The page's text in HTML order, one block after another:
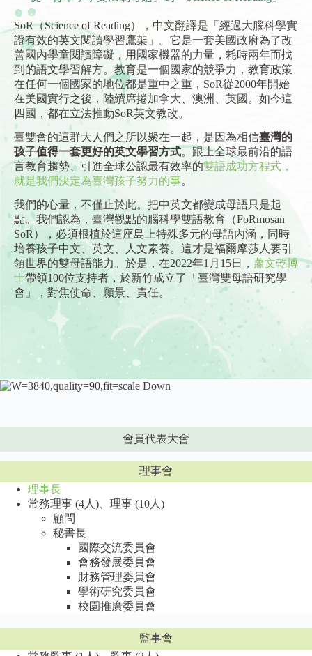
SoR（Science of Reading），中文翻譯是「經過大腦科學實
證有效的英文閱讀學習鷹架」。它是一套美國政府為了改
善國內學童閱讀障礙，用國家機器的力量，耗時兩年而找
到的語文學習解方。教育是一個國家的競爭力，教育政策
在任何一個國家的地位都是重中之重，SoR從2000年開始
在美國實行之後，陸續席捲加拿大、澳洲、英國。如今這
四國，都在立法推動SoR英文教改。
臺雙會的這群大人們之所以聚在一起，是因為相信臺灣的
孩子值得一套更好的英文學習方式。跟上全球最前沿的語
言教育趨勢、引進全球公認最有效率的雙語成功方程式，
就是我們決定為臺灣孩子努力的事。
我們的心量，不僅止於此。把中英文都變成母語只是起
點。我們認為，臺灣觀點的腦科學雙語教育（FoRmosan
SoR），必須根植於這座島上特殊多元的母語內涵，同時
培養孩子中文、英文、人文素養。這才是福爾摩莎人要引
領世界的雙母語能力。於是，在2022年1月15日， 蕭文乾博
士帶領100位支持者，於新竹成立了「臺灣雙母語研究學
會」，對焦使命、願景、責任。
會員代表大會
理事會
理事長
常務理事 (4人)、理事 (10人)
顧問
秘書長
國際交流委員會
會務發展委員會
財務管理委員會
學術研究委員會
校園推廣委員會
監事會